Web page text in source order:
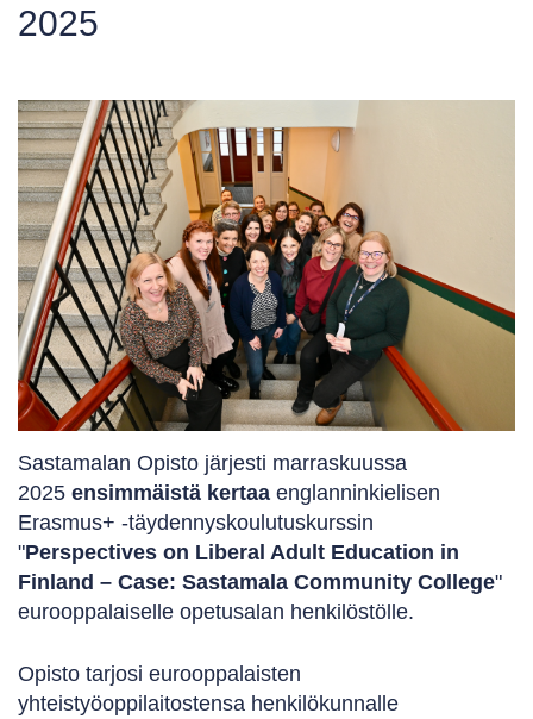
2025
Sastamalan Opisto järjesti marraskuussa
2025 ensimmäistä kertaa englanninkielisen
Erasmus+ -täydennyskoulutuskurssin
"Perspectives on Liberal Adult Education in
Finland – Case: Sastamala Community College"
eurooppalaiselle opetusalan henkilöstölle.
Opisto tarjosi eurooppalaisten
yhteistyöoppilaitostensa henkilökunnalle